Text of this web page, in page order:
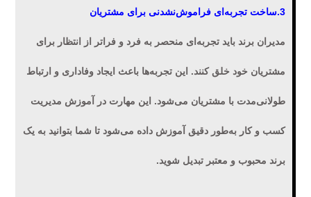
3.ساخت تجربه‌ای فراموش‌نشدنی برای مشتریان
مدیران برند باید تجربه‌ای منحصر به فرد و فراتر از انتظار برای
مشتریان خود خلق کنند. این تجربه‌ها باعث ایجاد وفاداری و ارتباط
طولانی‌مدت با مشتریان می‌شود. این مهارت در آموزش مدیریت
کسب و کار به‌طور دقیق آموزش داده می‌شود تا شما بتوانید به یک
برند محبوب و معتبر تبدیل شوید.